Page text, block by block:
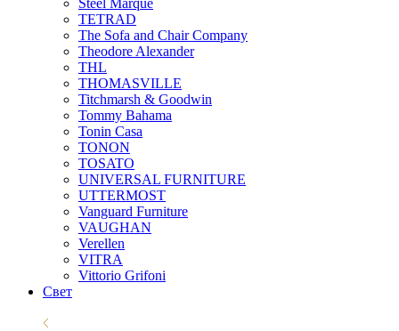
Steel Marque
TETRAD
The Sofa and Chair Company
Theodore Alexander
THL
THOMASVILLE
Titchmarsh & Goodwin
Tommy Bahama
Tonin Casa
TONON
TOSATO
UNIVERSAL FURNITURE
UTTERMOST
Vanguard Furniture
VAUGHAN
Verellen
VITRA
Vittorio Grifoni
Свет